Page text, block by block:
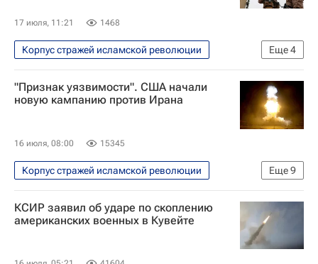
17 июля, 11:21 1468
Еще4
Корпус стражей исламской революции
В мире
Иордания
Иран
"Признак уязвимости". США начали
новую кампанию против Ирана
16 июля, 08:00 15345
Еще9
Корпус стражей исламской революции
В мире
Иран
США
Ормузский пролив
Дональд Трамп
Министерство обороны США
КСИР заявил об ударе по скоплению
американских военных в Кувейте